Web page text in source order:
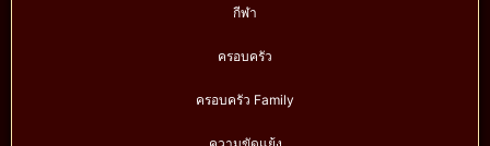
กีฬา
ครอบครัว
ครอบครัว Family